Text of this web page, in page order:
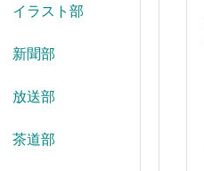
イラスト部
新聞部
放送部
茶道部